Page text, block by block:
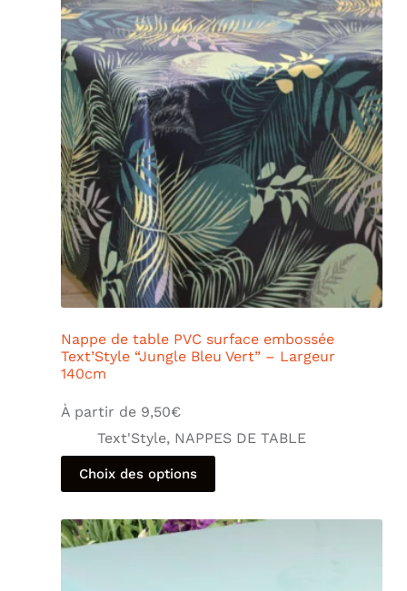
Nappe de table PVC surface embossée
Text’Style “Jungle Bleu Vert” – Largeur
140cm
À partir de 9,50€
Text'Style, NAPPES DE TABLE
Choix des options